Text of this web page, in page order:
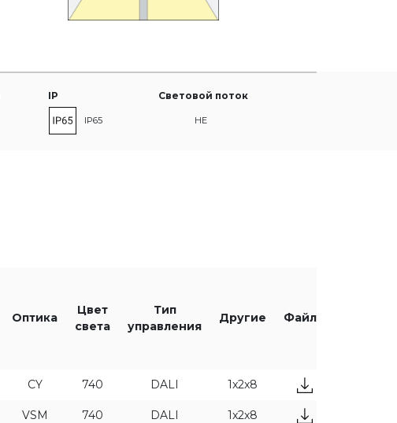
IP
IP65
Световой поток
HE
Оптика
Цвет
света
Тип
управления
Другие Файлы
CY 740 DALI 1x2x8
VSM 740 DALI 1x2x8